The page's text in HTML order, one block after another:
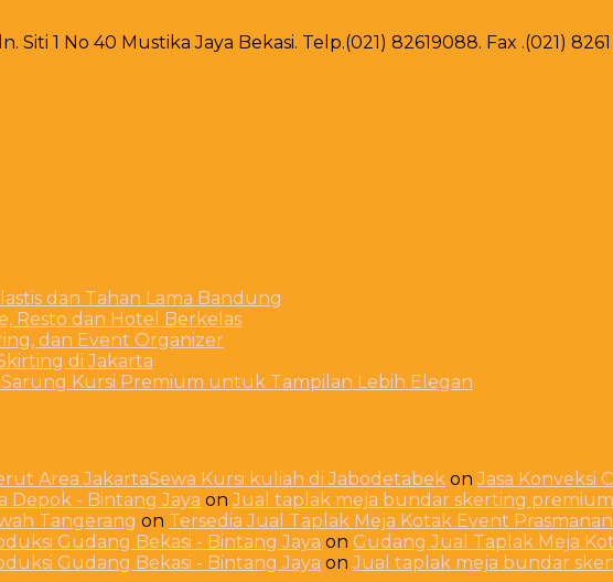
1 No 40 Mustika Jaya Bekasi. Telp.(021) 82619088. Fax .(021)
dan Tahan Lama Bandung
Resto dan Hotel Berkelas
dan Event Organizer
di Jakarta
Kursi Premium untuk Tampilan Lebih Elegan
Area JakartaSewa Kursi kuliah di Jabodetabek onJasa Konveksi
Depok - Bintang Jaya onJual taplak meja bundar skerting premium
Tangerang on Tersedia Jual Taplak Meja Kotak Event
Gudang Bekasi - Bintang Jaya on Gudang Jual Taplak Meja
Gudang Bekasi - Bintang Jaya onJual taplak meja bundar